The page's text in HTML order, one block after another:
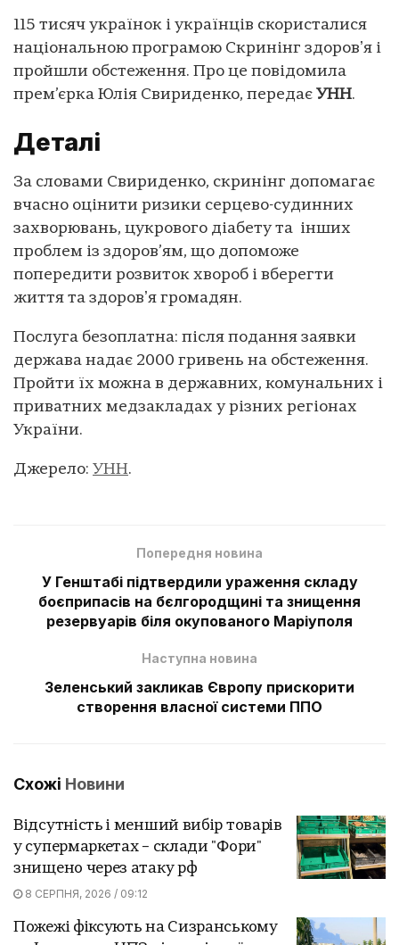
115 тисяч українок і українців скористалися
національною програмою Скринінг здоровʼя і
пройшли обстеження. Про це повідомила
прем’єрка Юлія Свириденко, передає УНН.
Деталі
За словами Свириденко, скринінг допомагає
вчасно оцінити ризики серцево-судинних
захворювань, цукрового діабету та інших
проблем із здоров’ям, що допоможе
попередити розвиток хвороб і вберегти
життя та здоровʼя громадян.
Послуга безоплатна: після подання заявки
держава надає 2000 гривень на обстеження.
Пройти їх можна в державних, комунальних і
приватних медзакладах у різних регіонах
України.
Джерело: УНН.
Попередня новина
У Генштабі підтвердили ураження складу
боєприпасів на бєлгородщині та знищення
резервуарів біля окупованого Маріуполя
Наступна новина
Зеленський закликав Європу прискорити
створення власної системи ППО
Схожі Новини
Відсутність і менший вибір товарів
у супермаркетах – склади "Фори"
знищено через атаку рф
8 СЕРПНЯ, 2026 / 09:12
Пожежі фіксують на Сизранському